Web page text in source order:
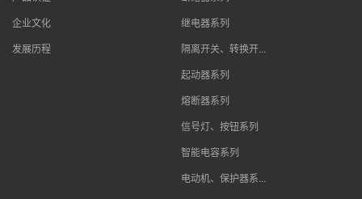
企业文化
发展历程
继电器系列
隔离开关、转换开...
起动器系列
熔断器系列
信号灯、按钮系列
智能电容系列
电动机、保护器系...